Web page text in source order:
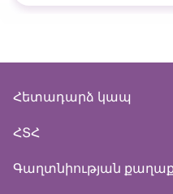
Հետադարձ կապ
ՀՏՀ
Գաղտնիության